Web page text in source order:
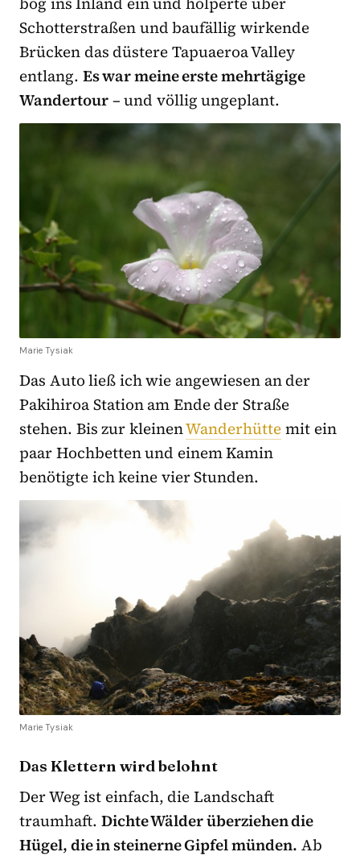
Schotterstraßen und baufällig wirkende
Brücken das düstere Tapuaeroa Valley
entlang. Es war meine erste mehrtägige
Wandertour– und völlig ungeplant.
Marie Tysiak
Das Auto ließ ich wie angewiesen an der
Pakihiroa Station am Ende der Straße
stehen. Bis zur kleinenWanderhüttemit ein
paar Hochbetten und einem Kamin
benötigte ich keine vier Stunden.
Marie Tysiak
Das Klettern wird belohnt
Der Weg ist einfach, die Landschaft
traumhaft. Dichte Wälder überziehen die
Hügel, die in steinerne Gipfel münden. Ab